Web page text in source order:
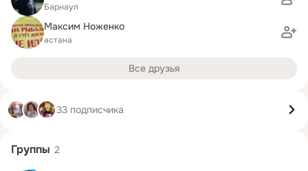
Барнаул
Максим Ноженко
астана
Все друзья
33 подписчика
Группы 2